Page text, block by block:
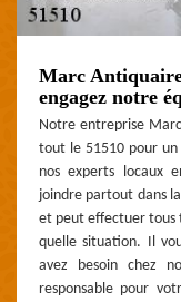
Marc
engagez notre
Notre entreprise
tout le 51510 pour un
nos experts locaux
joindre partout dans
et peut effectuer tous
quelle situation. Il
avez besoin chez
responsable pour